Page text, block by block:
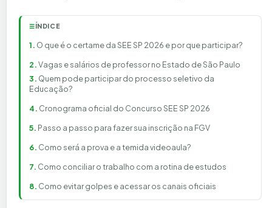
☰ÍNDICE
O que é o certame da SEE SP 2026 e por que participar?
Vagas e salários de professor no Estado de São Paulo
Quem pode participar do processo seletivo da
Educação?
Cronograma oficial do Concurso SEE SP 2026
Passo a passo para fazer sua inscrição na FGV
Como será a prova e a temida videoaula?
Como conciliar o trabalho com a rotina de estudos
Como evitar golpes e acessar os canais oficiais